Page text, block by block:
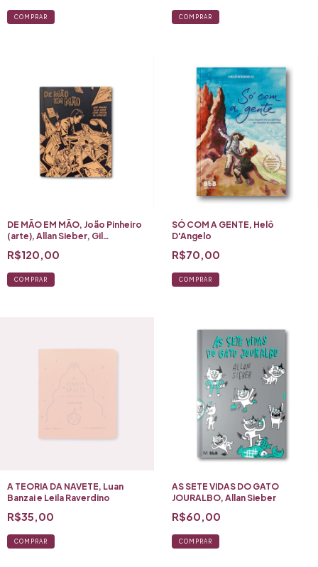
COMPRAR
DE MÃO EM MÃO, João Pinheiro
(arte), Allan Sieber, Gil
(roteiro)
R$120,00
COMPRAR
SÓ COM A GENTE, Helô
D'Angelo
R$70,00
A TEORIA DA NAVETE, Luan
Banzai e Leila Raverdino
R$35,00
AS SETE VIDAS DO GATO
JOURALBO, Allan Sieber
R$60,00
COMPRAR